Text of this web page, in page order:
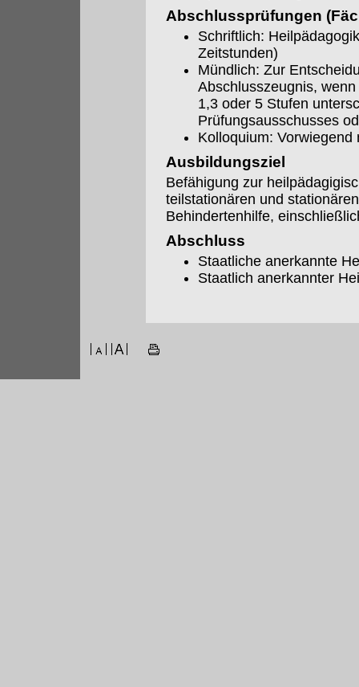
Abschlussprüfungen
Schriftlich:
Zeitstunden)
Mündlich: Zur
Abschlusszeugnis,
1,3 oder 5 Stufen
Prüfungsausschusses
Kolloquium:
Ausbildungsziel
Befähigung zur
teilstationären und
Behindertenhilfe,
Abschluss
Staatliche anerkannte
Staatlich anerkannter